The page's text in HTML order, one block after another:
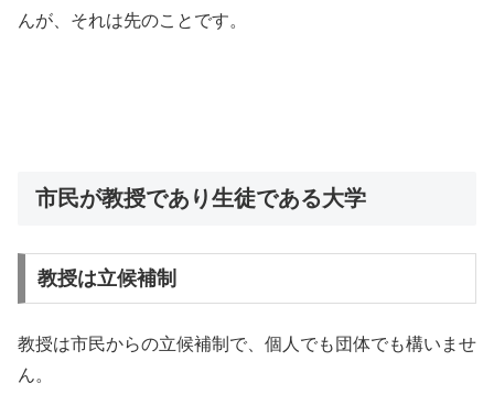
んが、それは先のことです。
市民が教授であり生徒である大学
教授は立候補制
教授は市民からの立候補制で、個人でも団体でも構いませ
ん。